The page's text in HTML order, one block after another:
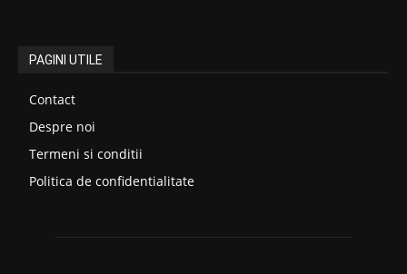
PAGINI UTILE
Contact
Despre noi
Termeni si conditii
Politica de confidentialitate